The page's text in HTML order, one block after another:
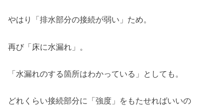
やはり「排水部分の接続が弱い」ため。
再び「床に水漏れ」。
「水漏れのする箇所はわかっている」としても。
どれくらい接続部分に「強度」をもたせればいいの